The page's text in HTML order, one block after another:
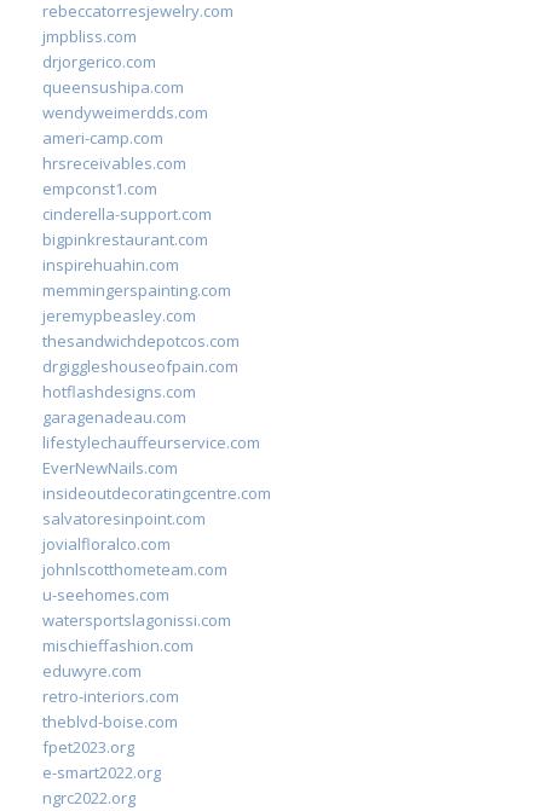
rebeccatorresjewelry.com
jmpbliss.com
drjorgerico.com
queensushipa.com
wendyweimerdds.com
ameri-camp.com
hrsreceivables.com
empconst1.com
cinderella-support.com
bigpinkrestaurant.com
inspirehuahin.com
memmingerspainting.com
jeremypbeasley.com
thesandwichdepotcos.com
drgiggleshouseofpain.com
hotflashdesigns.com
garagenadeau.com
lifestylechauffeurservice.com
EverNewNails.com
insideoutdecoratingcentre.com
salvatoresinpoint.com
jovialfloralco.com
johnlscotthometeam.com
u-seehomes.com
watersportslagonissi.com
mischieffashion.com
eduwyre.com
retro-interiors.com
theblvd-boise.com
fpet2023.org
e-smart2022.org
ngrc2022.org